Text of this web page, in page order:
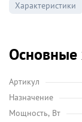
Характеристики
Основные
Артикул
Назначение
Мощность, Вт